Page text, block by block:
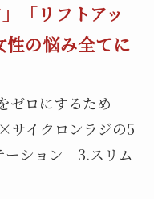
「リフトアッ
性の悩み全てに
ゼロにするため
サイクロンラジの5
ーション 3.スリム